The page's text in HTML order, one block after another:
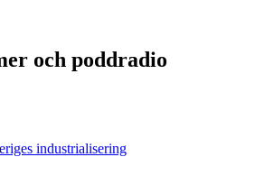
och poddradio
industrialisering